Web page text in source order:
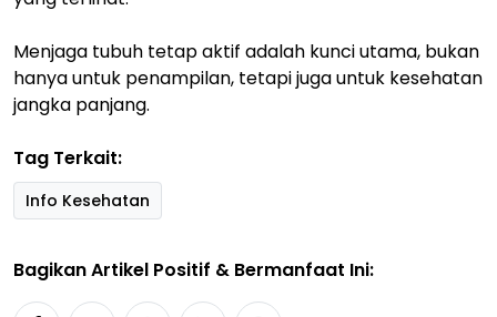
Menjaga tubuh tetap aktif adalah kunci utama, bukan
hanya untuk penampilan, tetapi juga untuk kesehatan
jangka panjang.
Tag Terkait:
Info Kesehatan
Bagikan Artikel Positif & Bermanfaat Ini: